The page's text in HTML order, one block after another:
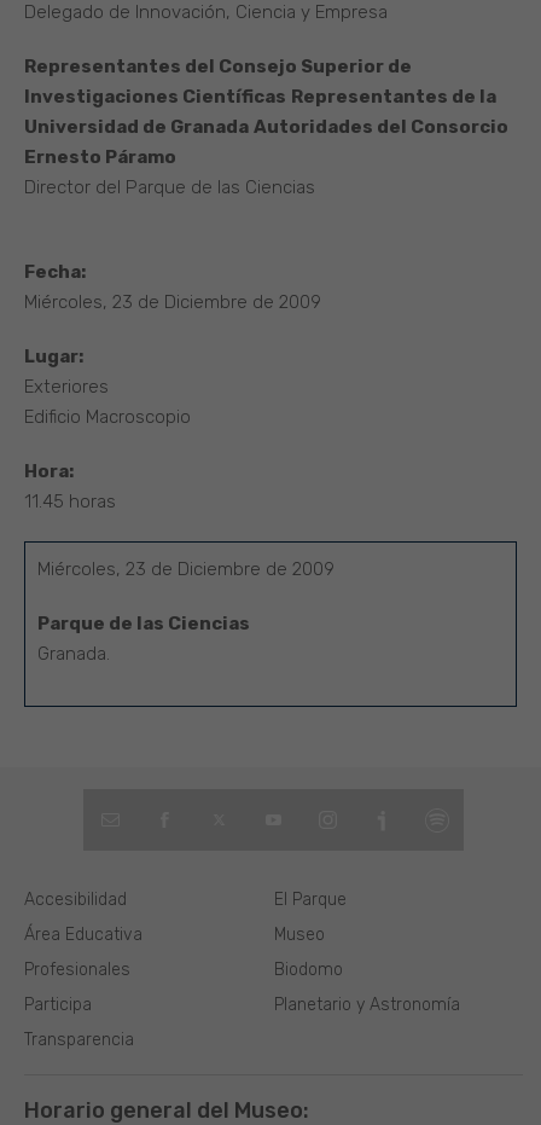
Delegado de Innovación, Ciencia y Empresa
Representantes del Consejo Superior de
Investigaciones Científicas Representantes de la
Universidad de Granada Autoridades del Consorcio
Ernesto Páramo
Director del Parque de las Ciencias
Fecha:
Miércoles, 23 de Diciembre de 2009
Lugar:
Exteriores
Edificio Macroscopio
Hora:
11.45 horas
Miércoles, 23 de Diciembre de 2009
Parque de las Ciencias
Granada.
El Parque
Museo
Biodomo
Planetario y Astronomía
Área Educativa
Profesionales
Participa
Transparencia
Accesibilidad
Horario general del Museo: